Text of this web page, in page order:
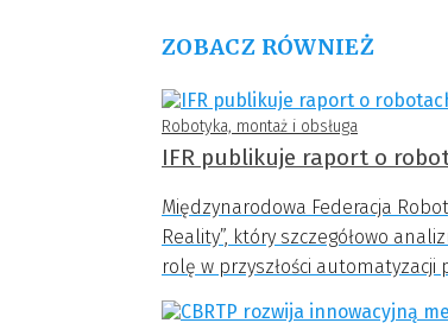
ZOBACZ RÓWNIEŻ
Robotyka, montaż i obsługa
IFR publikuje raport o
Międzynarodowa Federacja
Reality”, który szczegółowo
rolę w przyszłości automatyzacji